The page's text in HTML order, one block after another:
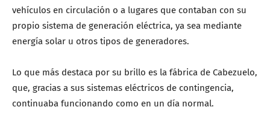
vehículos en circulación o a lugares que contaban con su
propio sistema de generación eléctrica, ya sea mediante
energía solar u otros tipos de generadores.
Lo que más destaca por su brillo es la fábrica de Cabezuelo,
que, gracias a sus sistemas eléctricos de contingencia,
continuaba funcionando como en un día normal.